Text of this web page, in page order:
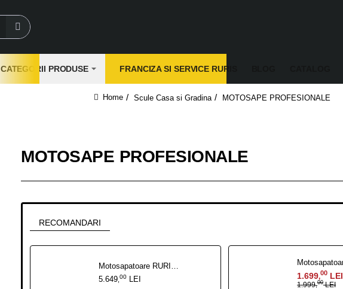
CATEGORII PRODUSE FRANCIZA SI SERVICE RURIS
Scule Casa si Gradina MOTOSAPE PROFESIONALE
MOTOSAPE PROFESIONALE
RECOMANDARI
5.649 00 LEI 1.699,00 LEI
1.999,00LEI